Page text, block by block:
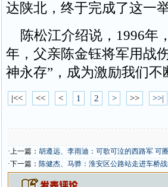
达陕北，终于完成了这一
陈松江介绍说，1996年
年，父亲陈金钰将军用战
神永存”，成为激励我们
|<< << < 1 2 > >> >>|
·上一篇： 胡遵远、李雨迪：可歌可泣的西路军
·下一篇： 陈健杰、马骅：淮安区公路站走进车桥